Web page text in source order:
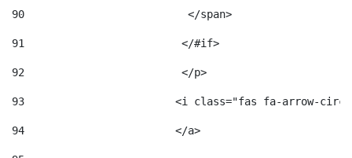
90
</
91
</
92
                         </p>
93
<i class="fas fa-arrow-
94
                        </a>